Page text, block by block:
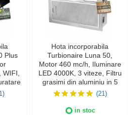
Plus
Hota incorporabila
Turbionaire Luna 50,
Motor 460 mc/h, Iluminare
LED 4000K, 3 viteze, Filtru
grasimi din aluminiu in 5
straturi
(21)
in stoc